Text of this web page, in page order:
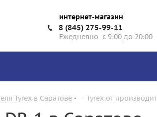
интернет-магазин
8 (845) 275-99-11
Ежедневно с 9:00 до 20:00
Tyrex в Саратове - Tyrex от